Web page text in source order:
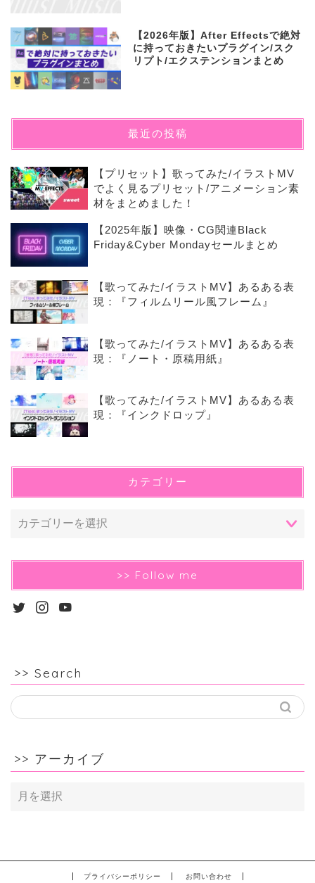
【2026年版】After Effectsで絶対
に持っておきたいプラグイン/スク
リプト/エクステンションまとめ
最近の投稿
【プリセット】歌ってみた/イラストMV
でよく見るプリセット/アニメーション素
材をまとめました！
【2025年版】映像・CG関連Black
Friday&Cyber Mondayセールまとめ
【歌ってみた/イラストMV】あるある表
現：『フィルムリール風フレーム』
【歌ってみた/イラストMV】あるある表
現：『ノート・原稿用紙』
【歌ってみた/イラストMV】あるある表
現：『インクドロップ』
カテゴリー
>> Follow me
>> Search
>> アーカイブ
ア
ブ
プライバシーポリシー お問い合わせ